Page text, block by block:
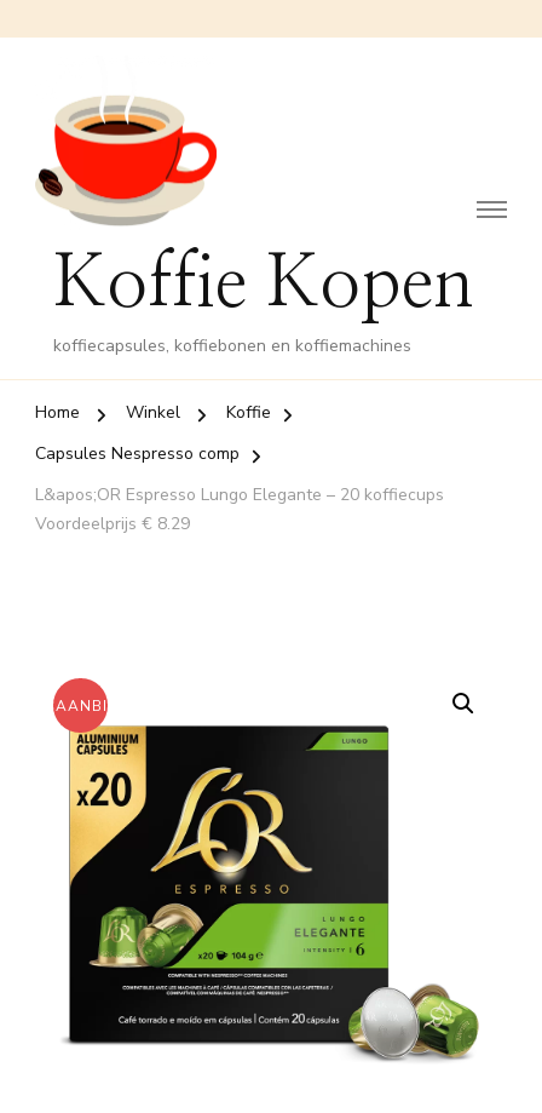
Koffie Kopen
koffiecapsules, koffiebonen en koffiemachines
Home Winkel
Koffie
Capsules Nespresso comp
L&apos;OR Espresso Lungo Elegante – 20 koffiecups
Voordeelprijs € 8.29
AANBIEDING!